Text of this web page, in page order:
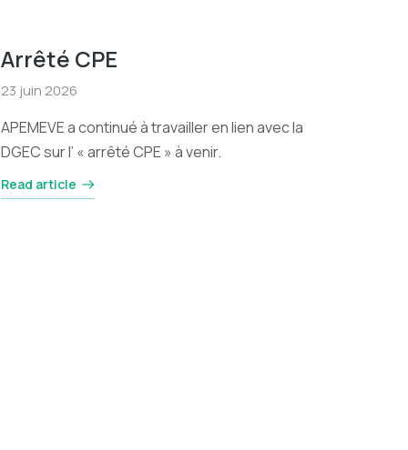
Arrêté CPE
23 juin 2026
APEMEVE a continué à travailler en lien avec la
DGEC sur l’ « arrêté CPE » à venir.
Read article